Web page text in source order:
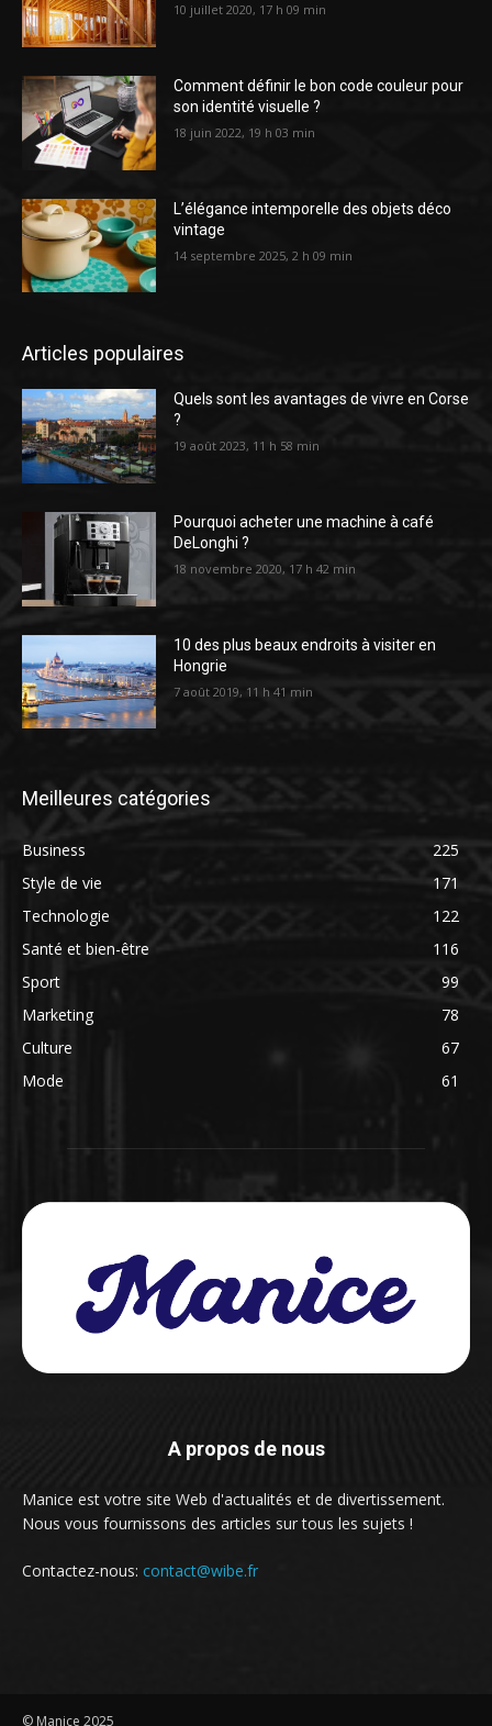
10 juillet 2020, 17 h 09 min
Comment définir le bon code couleur pour
son identité visuelle ?
18 juin 2022, 19 h 03 min
L’élégance intemporelle des objets déco
vintage
14 septembre 2025, 2 h 09 min
Articles populaires
Quels sont les avantages de vivre en Corse
?
19 août 2023, 11 h 58 min
Pourquoi acheter une machine à café
DeLonghi ?
18 novembre 2020, 17 h 42 min
10 des plus beaux endroits à visiter en
Hongrie
7 août 2019, 11 h 41 min
Meilleures catégories
Business
225
Style de vie
171
Technologie
122
Santé et bien-être
116
Sport
99
Marketing
78
Culture
67
Mode
61
A propos de nous
Manice est votre site Web d'actualités et de divertissement.
Nous vous fournissons des articles sur tous les sujets !
Contactez-nous: contact@wibe.fr
© Manice 2025